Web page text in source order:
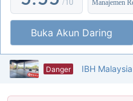
6
7
8
9
6
7
8
9
6
7
8
9
Manajemen
Buka Akun Daring
Danger